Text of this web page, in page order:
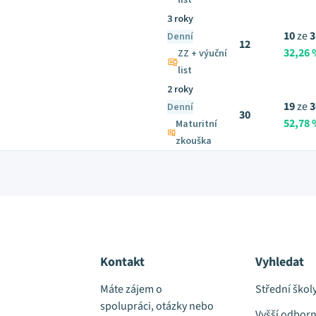
3 roky
Denní
ZZ + výuční
list
12
10ze
32,26
2 roky
Denní
Maturitní
zkouška
30
19ze
52,78
Kontakt
Máte zájem o
spolupráci, otázky nebo
Vyhledat
Střední